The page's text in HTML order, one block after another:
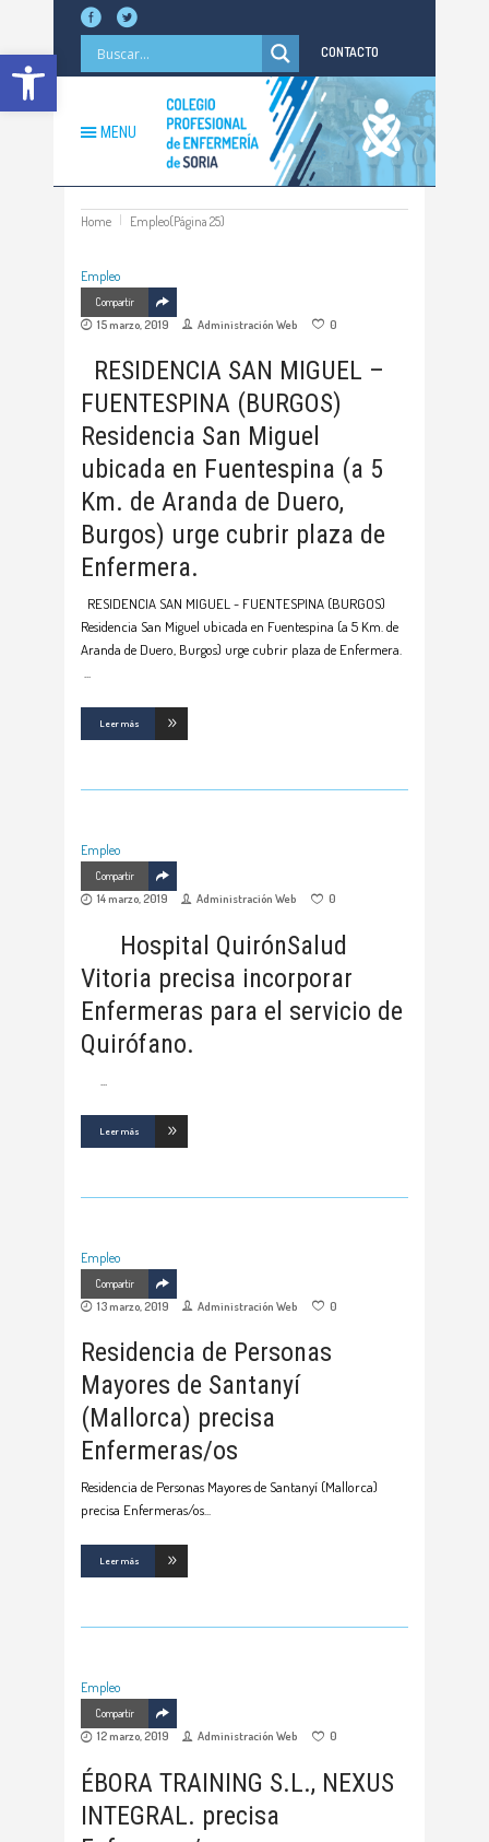
Abrir barra de herramientas CONTACTO
MENU
Home Empleo(Página 25)
Empleo
Compartir
15 marzo, 2019 Administración Web 0
RESIDENCIA SAN MIGUEL –
FUENTESPINA (BURGOS)
Residencia San Miguel
ubicada en Fuentespina (a 5
Km. de Aranda de Duero,
Burgos) urge cubrir plaza de
Enfermera.
RESIDENCIA SAN MIGUEL - FUENTESPINA (BURGOS)
Residencia San Miguel ubicada en Fuentespina (a 5 Km. de
Aranda de Duero, Burgos) urge cubrir plaza de Enfermera.
Leer más
Empleo
Compartir
14 marzo, 2019 Administración Web 0
Hospital QuirónSalud
Vitoria precisa incorporar
Enfermeras para el servicio de
Quirófano.
Leer más
Empleo
Compartir
13 marzo, 2019 Administración Web 0
Residencia de Personas
Mayores de Santanyí
(Mallorca) precisa
Enfermeras/os
Residencia de Personas Mayores de Santanyí (Mallorca)
precisa Enfermeras/os
Leer más
Empleo
Compartir
12 marzo, 2019 Administración Web 0
ÉBORA TRAINING S.L., NEXUS
INTEGRAL. precisa